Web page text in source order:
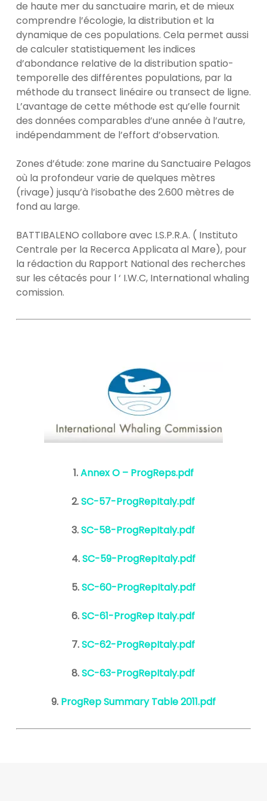
de haute mer du sanctuaire marin, et de mieux
comprendre l’écologie, la distribution et la
dynamique de ces populations. Cela permet aussi
de calculer statistiquement les indices
d’abondance relative de la distribution spatio-
temporelle des différentes populations, par la
méthode du transect linéaire ou transect de ligne.
L’avantage de cette méthode est qu’elle fournit
des données comparables d’une année à l’autre,
indépendamment de l’effort d’observation.
Zones d’étude: zone marine du Sanctuaire Pelagos
où la profondeur varie de quelques mètres
(rivage) jusqu’à l’isobathe des 2.600 mètres de
fond au large.
BATTIBALENO collabore avec I.S.P.R.A. ( Instituto
Centrale per la Recerca Applicata al Mare), pour
la rédaction du Rapport National des recherches
sur les cétacés pour l ‘ I.W.C, International whaling
comission.
1.Annex O – ProgReps.pdf
2.SC-57-ProgRepItaly.pdf
3.SC-58-ProgRepItaly.pdf
4.SC-59-ProgRepItaly.pdf
5.SC-60-ProgRepItaly.pdf
6.SC-61-ProgRep Italy.pdf
7.SC-62-ProgRepItaly.pdf
8.SC-63-ProgRepItaly.pdf
9. ProgRep Summary Table 2011.pdf